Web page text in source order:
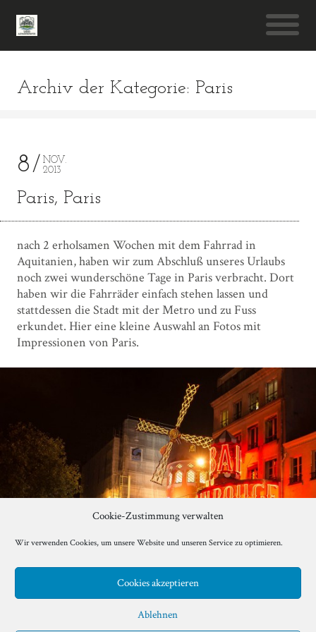
Cookie-Zustimmung verwalten
Wir verwenden Cookies, um unsere Website und unseren Service zu optimieren.
Cookies akzeptieren
Ablehnen
Archiv der Kategorie: Paris
8
NOV.
2013
Paris, Paris
nach 2 erholsamen Wochen mit dem Fahrrad in
Aquitanien, haben wir zum Abschluß unseres Urlaubs
noch zwei wunderschöne Tage in Paris verbracht. Dort
haben wir die Fahrräder einfach stehen lassen und
stattdessen die Stadt mit der Metro und zu Fuss
erkundet. Hier eine kleine Auswahl an Fotos mit
Impressionen von Paris.
0LIKES